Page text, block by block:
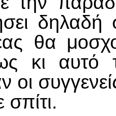
δηλαδή
θα
κι αυτό
οι